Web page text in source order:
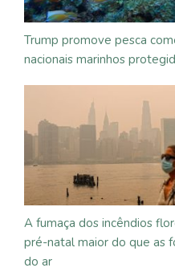
Trump promove pesca
nacionais marinhos
A fumaça dos incêndios
pré-natal maior do que as
do ar